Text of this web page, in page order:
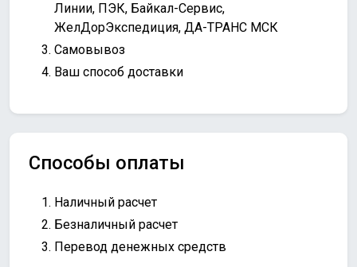
Линии, ПЭК, Байкал-Сервис,
ЖелДорЭкспедиция, ДА-ТРАНС МСК
Самовывоз
Ваш способ доставки
Способы оплаты
Наличный расчет
Безналичный расчет
Перевод денежных средств